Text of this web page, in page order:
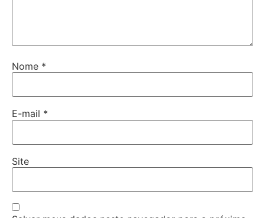
Nome *
E-mail *
Site